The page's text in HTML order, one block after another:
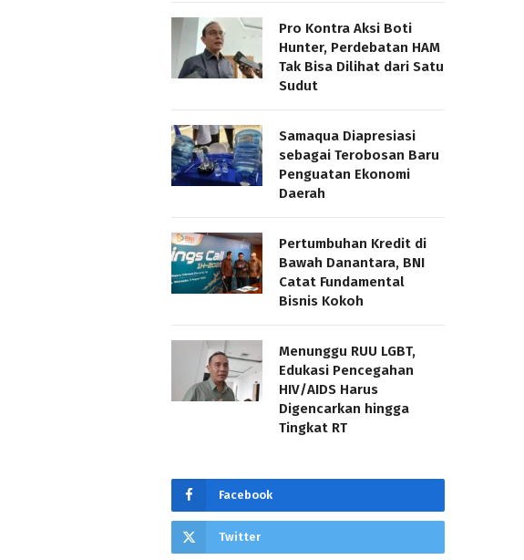
Pro Kontra Aksi Boti
Hunter, Perdebatan HAM
Tak Bisa Dilihat dari Satu
Sudut
Samaqua Diapresiasi
sebagai Terobosan Baru
Penguatan Ekonomi
Daerah
Pertumbuhan Kredit di
Bawah Danantara, BNI
Catat Fundamental
Bisnis Kokoh
Menunggu RUU LGBT,
Edukasi Pencegahan
HIV/AIDS Harus
Digencarkan hingga
Tingkat RT
Facebook
Twitter